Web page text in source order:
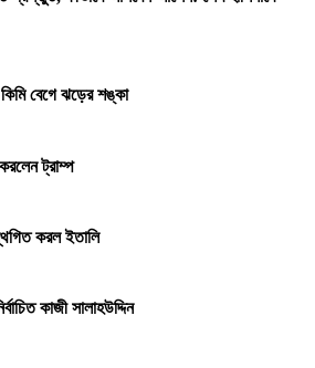
বেগে ঝড়ের শঙ্কা
ট্রাম্প
করল ইতালি
কাজী সালাহউদ্দিন